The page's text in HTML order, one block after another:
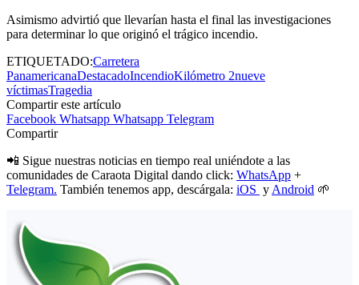
Asimismo advirtió que llevarían hasta el final las investigaciones
para determinar lo que originó el trágico incendio.
ETIQUETADO:Carretera
PanamericanaDestacadoIncendioKilómetro 2nueve
víctimasTragedia
Compartir este artículo
Facebook Whatsapp Whatsapp Telegram
Compartir
📲 Sigue nuestras noticias en tiempo real uniéndote a las
comunidades de Caraota Digital dando click: WhatsApp +
Telegram. También tenemos app, descárgala: iOS y Android 🌱